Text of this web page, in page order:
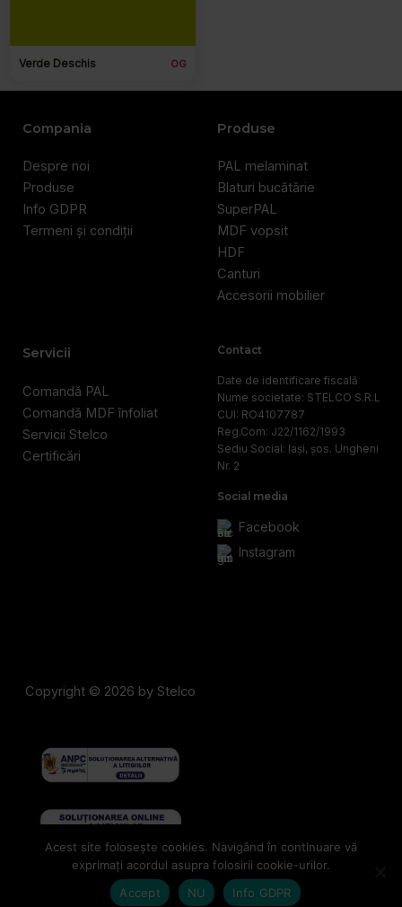
Verde Deschis OG
Compania
Despre noi
Produse
Info GDPR
Termeni și condiții
Produse
PAL melaminat
Blaturi bucătărie
SuperPAL
MDF vopsit
HDF
Canturi
Accesorii mobilier
Servicii
Comandă PAL
Comandă MDF înfoliat
Servicii Stelco
Certificări
Contact
Date de identificare fiscală
Nume societate: STELCO S.R.L
CUI: RO4107787
Reg.Com: J22/1162/1993
Sediu Social: Iași, șos. Ungheni
Nr. 2
Social media
Facebook
Instagram
Copyright © 2026 by Stelco
Acest site folosește cookies. Navigând în continuare vă
exprimați acordul asupra folosirii cookie-urilor.
Accept
NU Info GDPR